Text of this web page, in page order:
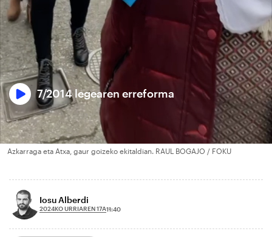
7/2014 legearen erreforma
Azkarraga eta Atxa, gaur goizeko ekitaldian. RAUL BOGAJO / FOKU
Iosu Alberdi
2024KO URRIAREN 17A11:40